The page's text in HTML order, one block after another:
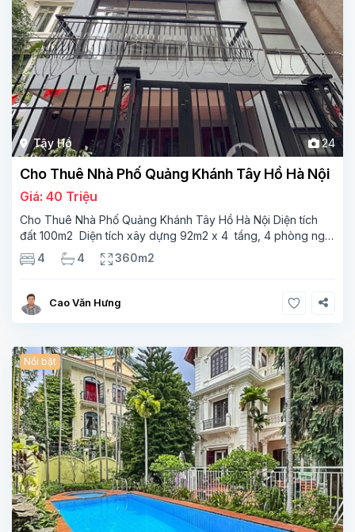
Tây Hồ 24
Cho Thuê Nhà Phố Quảng Khánh Tây Hồ Hà Nội
Giá: 40 Triệu
Cho Thuê Nhà Phố Quảng Khánh Tây Hồ Hà Nội Diện tích
đất 100m2 Diện tích xây dựng 92m2 x 4 tầng, 4 phòng ngủ
3 phòng tắm Tầng 1 – phòng bếp-1wc Tầng 2– phòng khách
, 1 phòng ngủ,1 phòng tắm Tầng 3- 2
4 4 360m2
Cao Văn Hưng
Nổi bật